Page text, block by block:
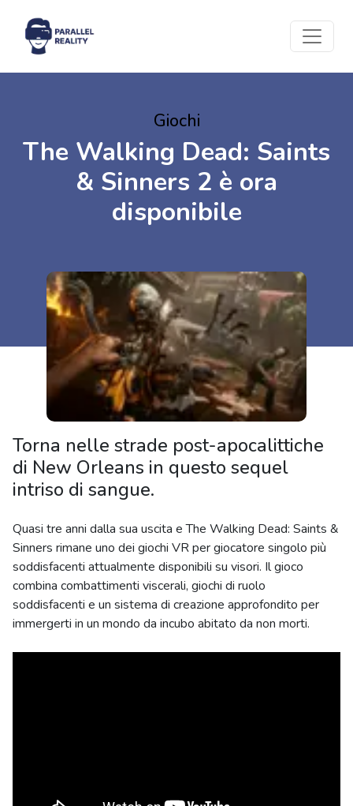
Giochi
The Walking Dead: Saints
& Sinners 2 è ora
disponibile
Torna nelle strade post-apocalittiche
di New Orleans in questo sequel
intriso di sangue.
Quasi tre anni dalla sua uscita e The Walking Dead: Saints &
Sinners rimane uno dei giochi VR per giocatore singolo più
soddisfacenti attualmente disponibili su visori. Il gioco
combina combattimenti viscerali, giochi di ruolo
soddisfacenti e un sistema di creazione approfondito per
immergerti in un mondo da incubo abitato da non morti.